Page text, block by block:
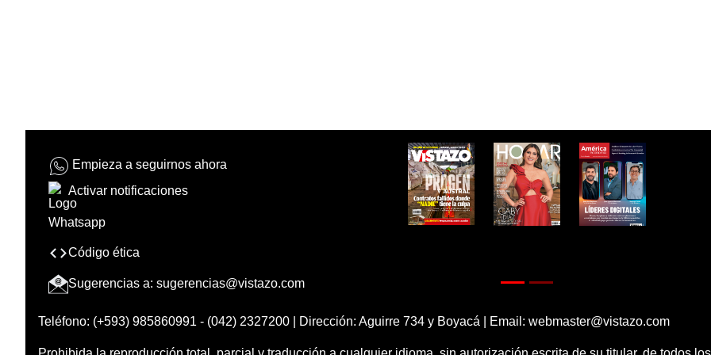
Empieza a seguirnos ahora
Activar notificaciones
Código ética
Sugerencias a: sugerencias@vistazo.com
Teléfono: (+593) 985860991 - (042) 2327200 | Dirección: Aguirre 734 y Boyacá | Email: webmaster@vistazo.com